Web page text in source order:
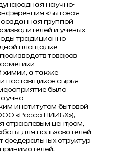
научно-
«Бытовая
созданная группой
и ученых
традиционно
площадке
товаров
а также
поставщиков сырья
было
институтом бытовой
«Росса НИИБХ»),
отраслевым центром,
для пользователей
федеральных структур